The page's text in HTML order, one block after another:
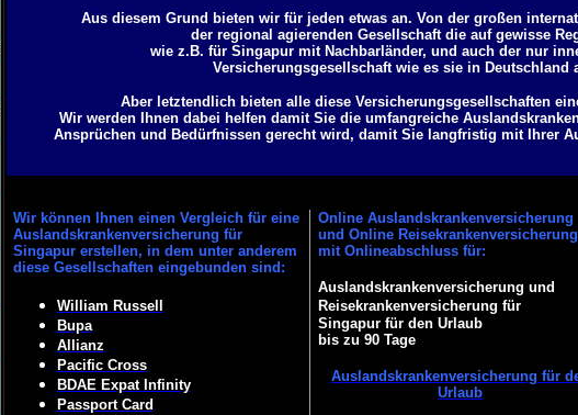
Aus diesem Grund bieten wir für jeden etwas an. Von der großen
der regional agierenden Gesellschaft die auf gewisse
wie z.B. für Singapur mit Nachbarländer, und auch der nur
Versicherungsgesellschaft wie es sie in Deutschland
Aber letztendlich bieten alle diese Versicherungsgesellschaften
Wir werden Ihnen dabei helfen damit Sie die umfangreiche
Ansprüchen und Bedürfnissen gerecht wird, damit Sie langfristig mit Ihrer
Wir könnenIhnen einen Vergleich für eine
Auslandskrankenversicherung für
Singapur erstellen, in dem unter anderem
diese Gesellschaften eingebunden sind:
William Russell
Bupa
Allianz
Pacific Cross
BDAE Expat Infinity
Passport Card
Online Auslandskrankenversicherung
und Online Reisekrankenversicherung
mit Onlineabschluss für:
Auslandskrankenversicherung und
Reisekrankenversicherung für
Singapur für den Urlaub
bis zu 90 Tage
Auslandskrankenversicherung für
Urlaub